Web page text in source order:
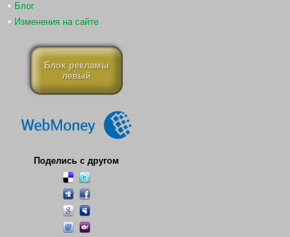
Блог
Изменения на сайте
Блок рекламы
левый
Поделись с другом